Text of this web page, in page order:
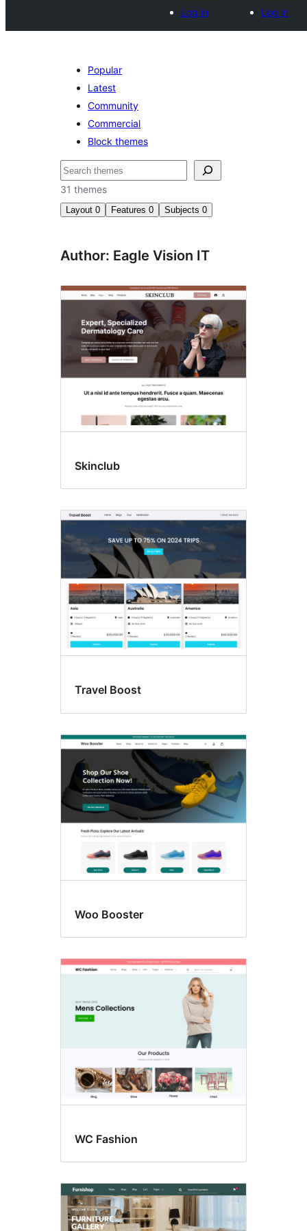
Log in
Log in
Popular
Latest
Community
Commercial
Block themes
Buscar
31 themes
Layout 0 Features 0 Subjects 0
Author: Eagle Vision IT
Skinclub
Travel Boost
Woo Booster
WC Fashion